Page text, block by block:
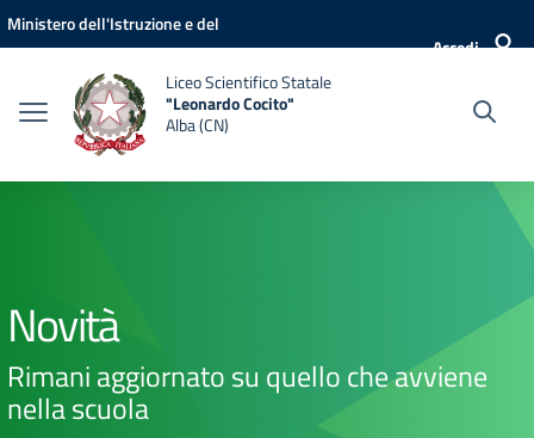
Vai ai contenuti
Vai al menu di navigazione
Vai al footer
Ministero dell'Istruzione e del
Accedi
Liceo Scientifico Statale
"Leonardo Cocito"
Alba (CN)
Novità
Rimani aggiornato su quello che avviene
nella scuola